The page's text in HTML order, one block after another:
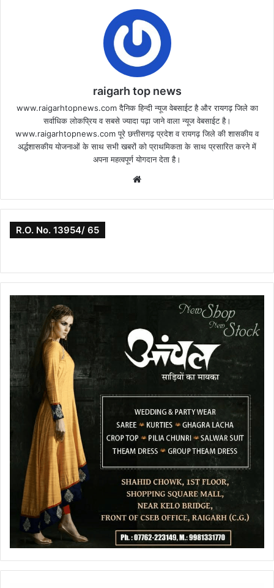
raigarh top news
www.raigarhtopnews.com दैनिक हिन्दी न्यूज वेबसाईट है और रायगढ़ जिले का
सर्वाधिक लोकप्रिय व सबसे ज्यादा पढ़ा जाने वाला न्यूज वेबसाईट है।
www.raigarhtopnews.com पूरे छत्तीसगढ़ प्रदेश व रायगढ़ जिले की शासकीय व
अर्द्धशासकीय योजनाओं के साथ सभी खबरों को प्राथमिकता के साथ प्रसारित करने में
अपना महत्वपूर्ण योगदान देता है।
R.O. No. 13954/ 65